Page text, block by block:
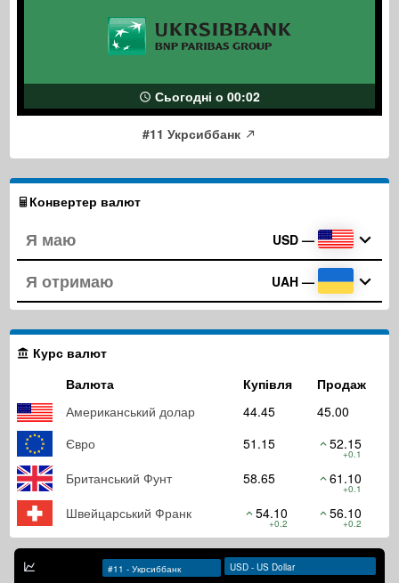
Сьогодні о 00:02
#11 Укрсиббанк
Конвертер валют
USD —
UAH —
Курс валют
Валюта
Купівля
Продаж
Американський долар
44.45
45.00
Євро
51.15 52.15
+0.1
Британський Фунт 58.65 61.10
+0.1
Швейцарський Франк 54.10
+0.2
56.10
+0.2